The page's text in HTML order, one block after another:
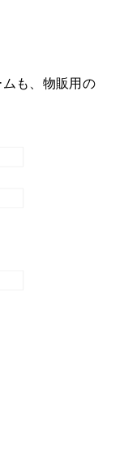
も、物販用の